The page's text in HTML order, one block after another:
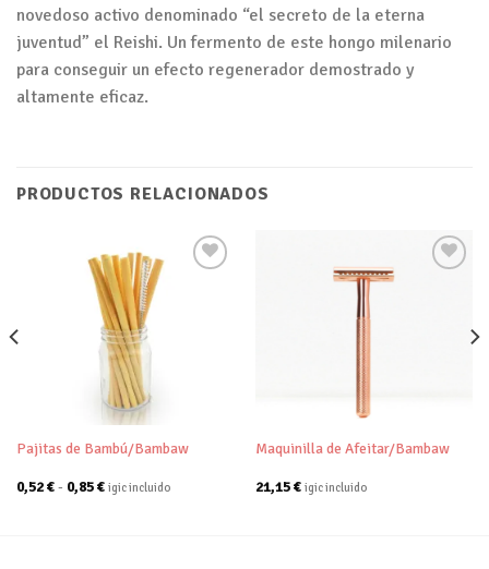
novedoso activo denominado “el secreto de la eterna
juventud” el Reishi. Un fermento de este hongo milenario
para conseguir un efecto regenerador demostrado y
altamente eficaz.
PRODUCTOS RELACIONADOS
Pajitas de Bambú/Bambaw
0,52€- 0,85€Rango
de
igic incluido
Maquinilla de Afeitar/Bambaw
21,15€ igic incluido